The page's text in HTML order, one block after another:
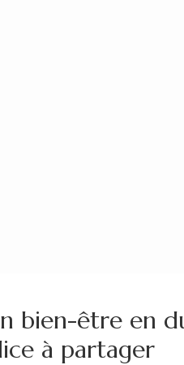
bien-être en
à partager